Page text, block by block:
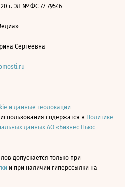
г. ЭЛ № ФС 77-79546
Сергеевна
и данные геолокации
содержатся в Политике
данных АО «Бизнес Ньюс
допускается только при
и при наличии гиперссылки на